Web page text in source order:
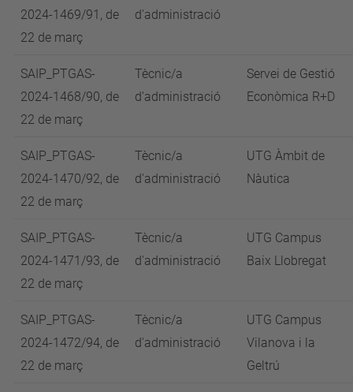
2024-1469/91, de
22 de març
d'administració
SAIP_PTGAS-
2024-1468/90, de
22 de març
Tècnic/a
d'administració
Servei de Gestió
Econòmica R+D
SAIP_PTGAS-
2024-1470/92, de
22 de març
Tècnic/a
d'administració
UTG Àmbit de
Nàutica
SAIP_PTGAS-
2024-1471/93, de
22 de març
Tècnic/a
d'administració
UTG Campus
Baix Llobregat
SAIP_PTGAS-
2024-1472/94, de
22 de març
Tècnic/a
d'administració
UTG Campus
Vilanova i la
Geltrú